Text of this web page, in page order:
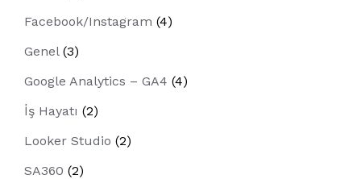
Facebook/Instagram (4)
Genel (3)
Google Analytics – GA4 (4)
İş Hayatı (2)
Looker Studio (2)
SA360 (2)